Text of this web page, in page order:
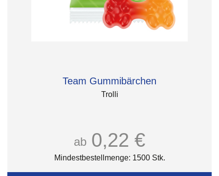
Team Gummibärchen
Trolli
ab 0,22 €
Mindestbestellmenge: 1500 Stk.